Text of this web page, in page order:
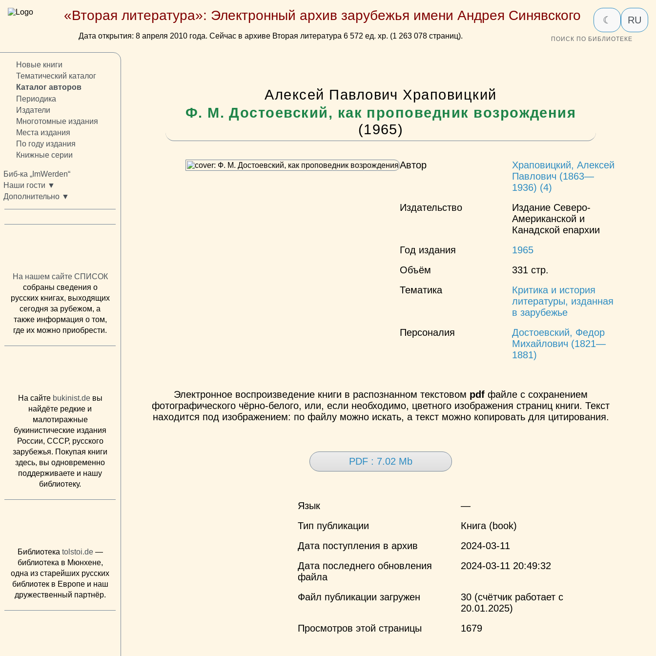
«Вторая литература»: Электронный архив зарубежья имени Андрея Синявского
Дата открытия: 8 апреля 2010 года. Сейчас в архиве Вторая литература 6 572 ед. хр. (1 263 078 страниц).
☾ RU
ПОИСК ПО БИБЛИОТЕКЕ
Новые книги
Тематический каталог
Каталог авторов
Периодика
Издатели
Многотомные издания
Места издания
По году издания
Книжные серии
Биб-ка „ImWerden“
Наши гости ▼
Дополнительно ▼
На нашем сайте СПИСОК
собраны сведения о
русских книгах, выходящих
сегодня за рубежом, а
также информация о том,
где их можно приобрести.
На сайте bukinist.deвы
найдёте редкие и
малотиражные
букинистические издания
России, СССР, русского
зарубежья. Покупая книги
здесь, вы одновременно
поддерживаете и нашу
библиотеку.
Библиотека tolstoi.de—
библиотека в Мюнхене,
одна из старейших русских
библиотек в Европе и наш
дружественный партнёр.
Алексей Павлович Храповицкий
Ф. М. Достоевский, как проповедник возрождения
(1965)
Автор
Храповицкий, Алексей
Павлович (1863—
1936) (4)
Издательство
Издание Северо-
Американской и
Канадской enapхии
Год издания
1965
Объём
331 стр.
Тематика
Критика и история
литературы, изданная
в зарубежье
Персоналия
Достоевский, Федор
Михайлович (1821—
1881)
Электронное воспроизведение книги в распознанном текстовом pdf файле с сохранением
фотографического чёрно-белого, или, если необходимо, цветного изображения страниц книги. Текст
находится под изображением: по файлу можно искать, а текст можно копировать для цитирования.
PDF : 7.02 Mb
Язык
—
Тип публикации
Книга (book)
Дата поступления в архив
2024-03-11
Дата последнего обновления
файла
2024-03-11 20:49:32
Файл публикации загружен
30 (счётчик работает с
20.01.2025)
Просмотров этой страницы
1679